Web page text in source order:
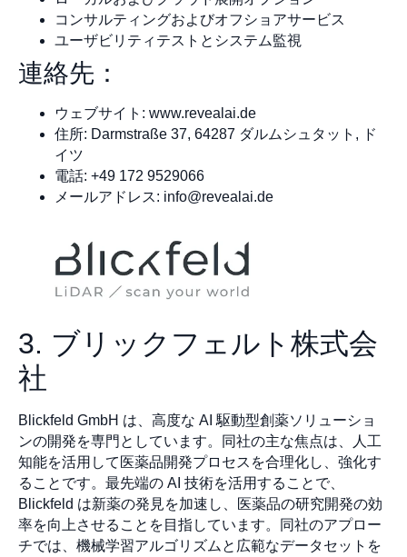
コンサルティングおよびオフショアサービス
ユーザビリティテストとシステム監視
連絡先：
ウェブサイト: www.revealai.de
住所: Darmstraße 37, 64287 ダルムシュタット, ド
イツ
電話: +49 172 9529066
メールアドレス: info@revealai.de
3. ブリックフェルト株式会
社
Blickfeld GmbH は、高度な AI 駆動型創薬ソリューショ
ンの開発を専門としています。同社の主な焦点は、人工
知能を活用して医薬品開発プロセスを合理化し、強化す
ることです。最先端の AI 技術を活用することで、
Blickfeld は新薬の発見を加速し、医薬品の研究開発の効
率を向上させることを目指しています。同社のアプロー
チでは、機械学習アルゴリズムと広範なデータセットを